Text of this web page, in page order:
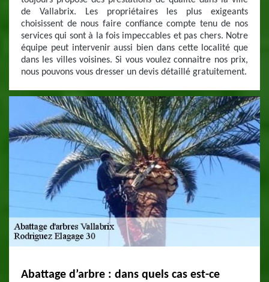
de Vallabrix. Les propriétaires les plus exigeants
choisissent de nous faire confiance compte tenu de nos
services qui sont à la fois impeccables et pas chers. Notre
équipe peut intervenir aussi bien dans cette localité que
dans les villes voisines. Si vous voulez connaitre nos prix,
nous pouvons vous dresser un devis détaillé gratuitement.
Abattage d’arbre : dans quels cas est-ce